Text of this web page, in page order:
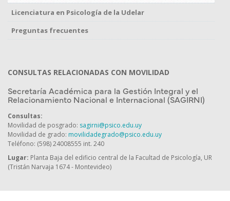
Licenciatura en Psicología de la Udelar
Preguntas frecuentes
CONSULTAS RELACIONADAS CON MOVILIDAD
Secretaría Académica para la Gestión Integral y el
Relacionamiento Nacional e Internacional (SAGIRNI)
Consultas:
Movilidad de posgrado: sagirni@psico.edu.uy
Movilidad de grado: movilidadegrado@psico.edu.uy
Teléfono: (598) 24008555 int. 240
Lugar: Planta Baja del edificio central de la Facultad de Psicología, UR
(Tristán Narvaja 1674 - Montevideo)